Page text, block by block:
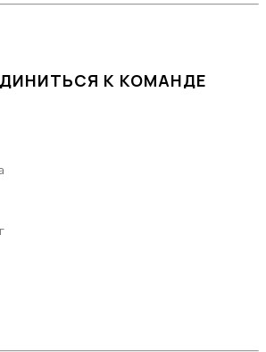
К КОМАНДЕ